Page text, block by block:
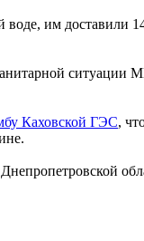
воде, им
ситуации
Каховской ГЭС,